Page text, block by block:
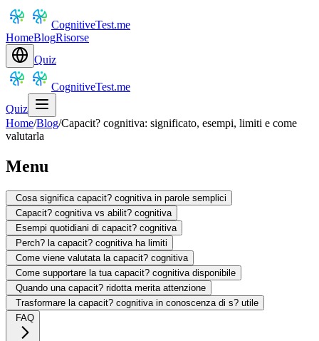
CognitiveTest.me
HomeBlogRisorse
Quiz
CognitiveTest.me
Quiz
Home/Blog/Capacit? cognitiva: significato, esempi, limiti e come
valutarla
Menu
Cosa significa capacit? cognitiva in parole semplici
Capacit? cognitiva vs abilit? cognitiva
Esempi quotidiani di capacit? cognitiva
Perch? la capacit? cognitiva ha limiti
Come viene valutata la capacit? cognitiva
Come supportare la tua capacit? cognitiva disponibile
Quando una capacit? ridotta merita attenzione
Trasformare la capacit? cognitiva in conoscenza di s? utile
FAQ